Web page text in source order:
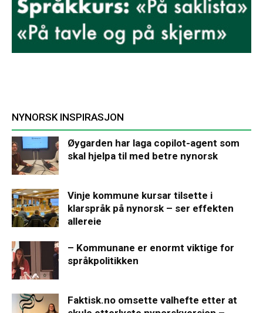
NYNORSK INSPIRASJON
Øygarden har laga copilot-agent som
skal hjelpa til med betre nynorsk
Vinje kommune kursar tilsette i
klarspråk på nynorsk – ser effekten
allereie
– Kommunane er enormt viktige for
språkpolitikken
Faktisk.no omsette valhefte etter at